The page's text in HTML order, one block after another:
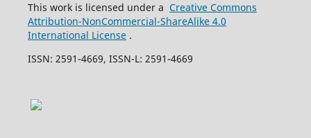
This work is licensed under a Creative Commons
Attribution-NonCommercial-ShareAlike 4.0
International License.
ISSN: 2591-4669, ISSN-L: 2591-4669